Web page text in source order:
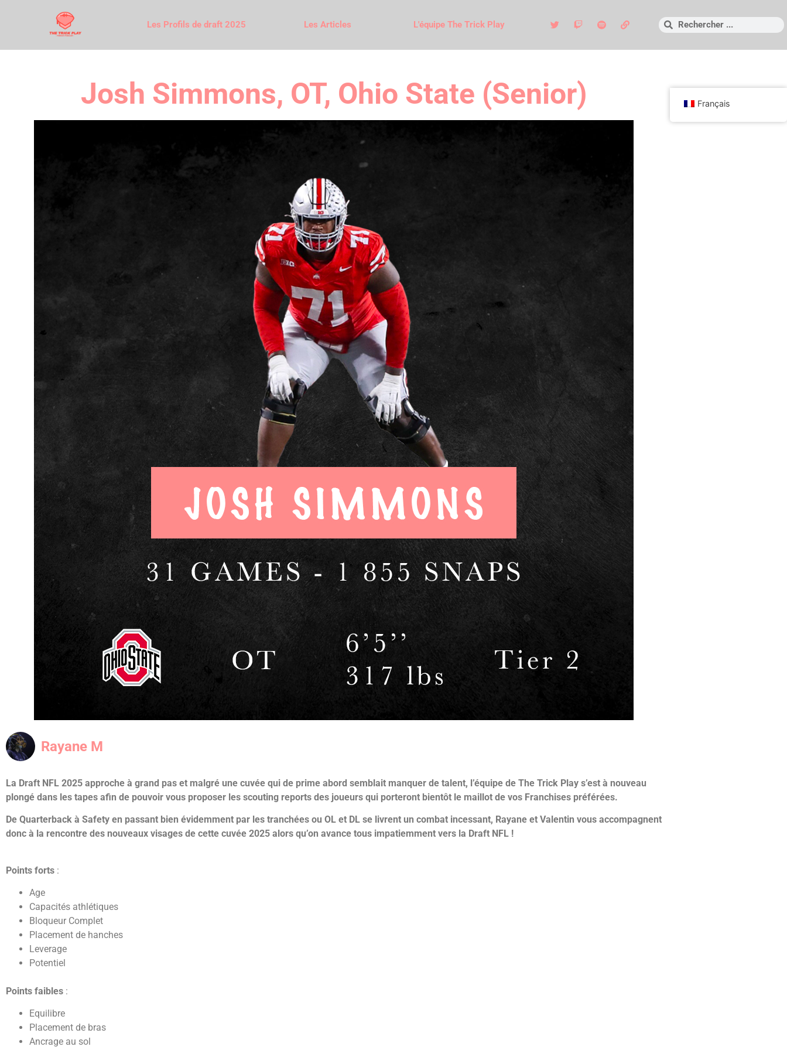
Les Profils de draft 2025 Les Articles L'équipe The Trick Play
Josh Simmons, OT, Ohio State (Senior)
Rayane M
La Draft NFL 2025 approche à grand pas et malgré une cuvée qui de prime abord semblait manquer de talent, l’équipe de The Trick Play s’est à nouveau
plongé dans les tapes afin de pouvoir vous proposer les scouting reports des joueurs qui porteront bientôt le maillot de vos Franchises préférées.
De Quarterback à Safety en passant bien évidemment par les tranchées ou OL et DL se livrent un combat incessant, Rayane et Valentin vous accompagnent
donc à la rencontre des nouveaux visages de cette cuvée 2025 alors qu’on avance tous impatiemment vers la Draft NFL !
Points forts :
Age
Capacités athlétiques
Bloqueur Complet
Placement de hanches
Leverage
Potentiel
Points faibles :
Equilibre
Placement de bras
Ancrage au sol
Français